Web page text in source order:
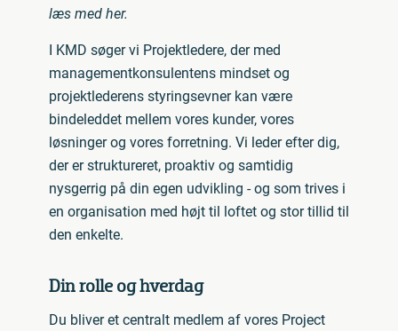
læs med her.
I KMD søger vi Projektledere, der med
managementkonsulentens mindset og
projektlederens styringsevner kan være
bindeleddet mellem vores kunder, vores
løsninger og vores forretning. Vi leder efter dig,
der er struktureret, proaktiv og samtidig
nysgerrig på din egen udvikling - og som trives i
en organisation med højt til loftet og stor tillid til
den enkelte.
Din rolle og hverdag
Du bliver et centralt medlem af vores Project